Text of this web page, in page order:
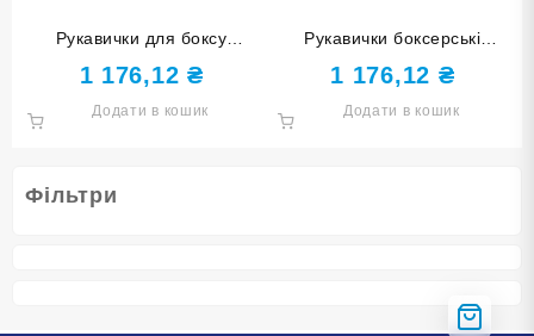
Фільтри
Рукавички для боксу
POWER 14 унцій червоні
ZTQ-116К-14
1 176,12 ₴
Додати в кошик
Рукавички боксерські
POWER білі з чорними
елементами 10 унцій POW-
W-Б10
1 176,12 ₴
Додати в кошик